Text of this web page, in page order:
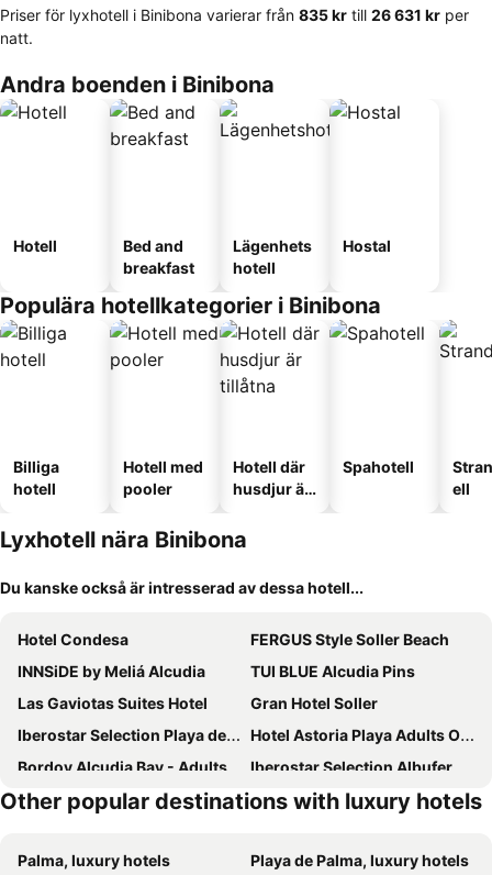
Priser för lyxhotell i Binibona varierar från ‎835 kr till ‎26 631 kr per
natt.
Andra boenden i Binibona
Hotell
Bed and
breakfast
Lägenhets
hotell
Hostal
Populära hotellkategorier i Binibona
Billiga
hotell
Hotell med
pooler
Hotell där
husdjur är
Spahotell
ell
Lyxhotell nära Binibona
Du kanske också är intresserad av dessa hotell...
Hotel Condesa
FERGUS Style Soller Beach
INNSiDE by Meliá Alcudia
TUI BLUE Alcudia Pins
Las Gaviotas Suites Hotel
Gran Hotel Soller
Iberostar Selection Playa de Muro Village
Hotel Astoria Playa Adults Only 4* Sup
Bordoy Alcudia Bay - Adults Only
Iberostar Selection Albufera Playa
Hotel Bordoy Alcudia Port Suites
Hotel Boutique Minister 4Sup
Jumeirah Mallorca
Sarena de Muro Resort Mallorca
Other popular destinations with luxury hotels
Palma, luxury hotels
Playa de Palma, luxury hotels